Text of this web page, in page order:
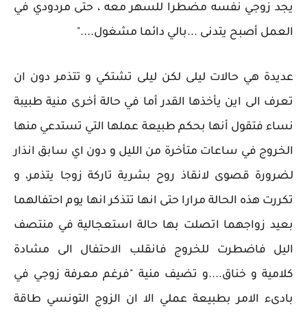
يجد زوجي نفسه مضطرا للسهر معه ، حتى مردودي في
العمل أصبح يتدنى ...بالي دائما مشغول...."
عديدة هي حالات ليلى لكن ليلى تشتكي و تتذمر دون ان
تعرف الى اين يأخذها القدر أما في حالة أخرى منية طبيبة
نساء فتقول أنها بحكم طبيعة عملها التي تستدعي منها
الخروج في ساعات متأخرة من الليل و دون اي سابق انذار
لضرورة قصوى لانقاذ روح بشرية تاركة زوجا يتذمر، و
تكررت هذه الحالة مرارا حتى انها تتذكر انها يوم احتفالهما
بعيد زواجهما اتصلت بها حالة استعجالية في منتصف
اليل فاضطرت للخروج فانقلب الاحتفال الى مشادة
كلامية و خناق....و تضيف منية "فرغم معرفة زوجي في
بادىء الامر بطبيعة عملي الا ان الزوج التونسي طاقة